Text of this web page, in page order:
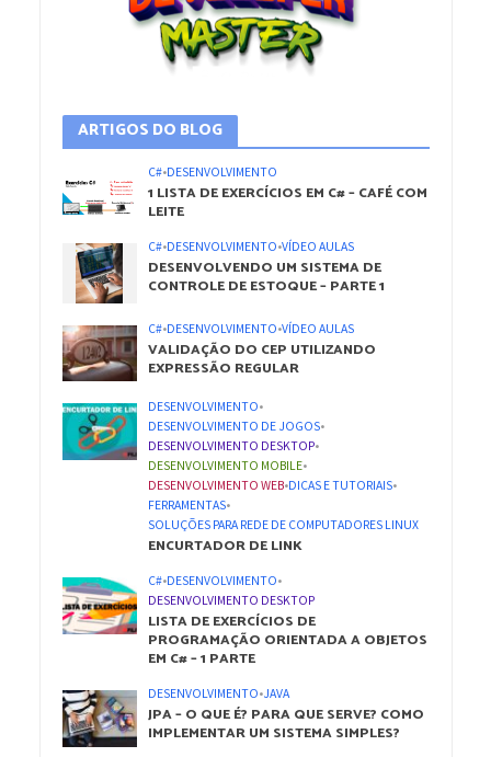
ARTIGOS DO BLOG
C#•DESENVOLVIMENTO
1 LISTA DE EXERCÍCIOS EM C# – CAFÉ COM
LEITE
C#•DESENVOLVIMENTO•VÍDEO AULAS
DESENVOLVENDO UM SISTEMA DE
CONTROLE DE ESTOQUE – PARTE 1
C#•DESENVOLVIMENTO•VÍDEO AULAS
VALIDAÇÃO DO CEP UTILIZANDO
EXPRESSÃO REGULAR
DESENVOLVIMENTO•
DESENVOLVIMENTO DE JOGOS•
DESENVOLVIMENTO DESKTOP•
DESENVOLVIMENTO MOBILE•
DESENVOLVIMENTO WEB•DICAS E TUTORIAIS•
FERRAMENTAS•
SOLUÇÕES PARA REDE DE COMPUTADORES LINUX
ENCURTADOR DE LINK
C#•DESENVOLVIMENTO•
DESENVOLVIMENTO DESKTOP
LISTA DE EXERCÍCIOS DE
PROGRAMAÇÃO ORIENTADA A OBJETOS
EM C# – 1 PARTE
DESENVOLVIMENTO•JAVA
JPA – O QUE É? PARA QUE SERVE? COMO
IMPLEMENTAR UM SISTEMA SIMPLES?